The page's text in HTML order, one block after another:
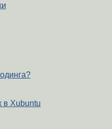
в Xubuntu